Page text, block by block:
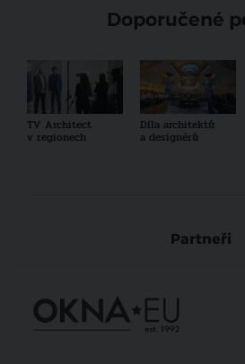
Doporučené
TV Architect
v regionech
Díla architektů
a designérů
Partneři